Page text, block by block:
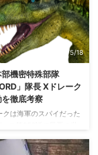
」に覇気を纏った攻撃で
したが、ダメージを受け
んでした。 本記事で
ぜ青キジは覇気で刺されて
だったのかについて考察し
。 武装色の覇気とは 悪
能力者に対して 弱点を
除いては この"武装色"の
の世で唯一の対抗手段
いう事...!! ほぼ無敵にす
...
2020/5/18
機密特殊部隊
」隊長 Xドレーク
徹底考察
クは海軍のスパイだった
である「X・ドレーク」
海軍本部機密特殊部隊